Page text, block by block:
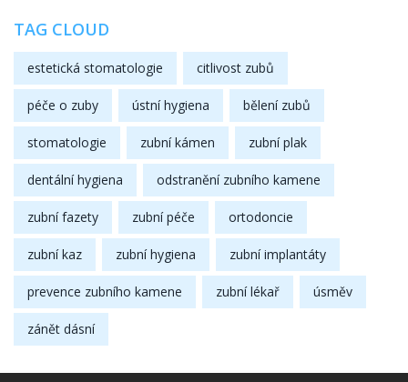
TAG CLOUD
estetická stomatologie citlivost zubů
péče o zuby ústní hygiena bělení zubů
stomatologie zubní kámen zubní plak
dentální hygiena odstranění zubního kamene
zubní fazety zubní péče ortodoncie
zubní kaz zubní hygiena zubní implantáty
prevence zubního kamene zubní lékař úsměv
zánět dásní